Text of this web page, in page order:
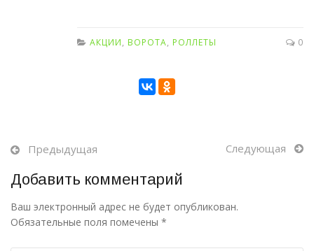
АКЦИИ, ВОРОТА, РОЛЛЕТЫ 0
Предыдущая Следующая
Добавить комментарий
Ваш электронный адрес не будет опубликован.
Обязательные поля помечены *